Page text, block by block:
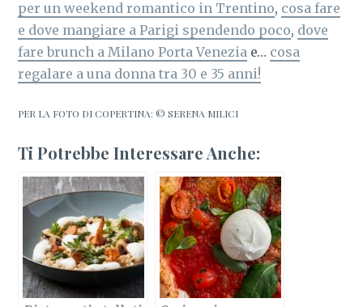
per un weekend romantico in Trentino, cosa fare
e dove mangiare a Parigi spendendo poco, dove
fare brunch a Milano Porta Venezia e… cosa
regalare a una donna tra 30 e 35 anni!
PER LA FOTO DI COPERTINA: © SERENA MILICI
Ti Potrebbe Interessare Anche: